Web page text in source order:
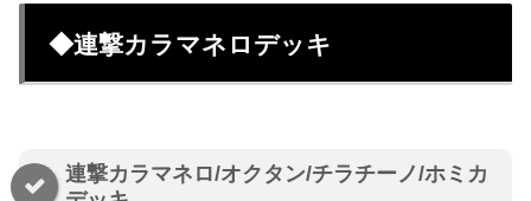
◆連撃カラマネロデッキ
連撃カラマネロ/オクタン/チラチーノ/ホミカ